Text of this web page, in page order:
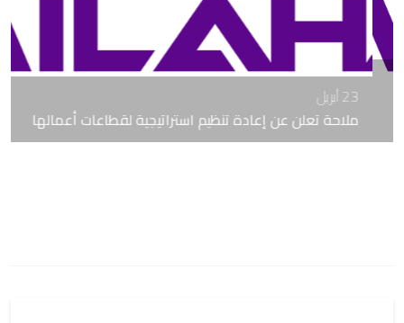
ملاحة تعلن عن إعادة تنظيم استراتيجية لقطاعات أعمالها